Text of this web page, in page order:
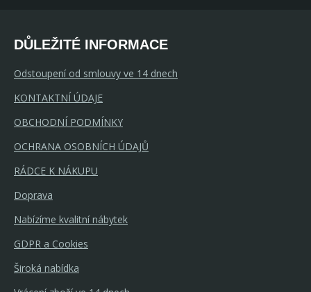
DŮLEŽITÉ INFORMACE
Odstoupení od smlouvy ve 14 dnech
KONTAKTNÍ ÚDAJE
OBCHODNÍ PODMÍNKY
OCHRANA OSOBNÍCH ÚDAJŮ
RÁDCE K NÁKUPU
Doprava
Nabízíme kvalitní nábytek
GDPR a Cookies
Široká nabídka